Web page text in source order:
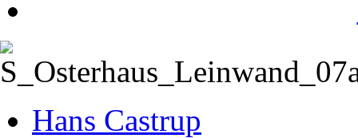
Hans Castrup